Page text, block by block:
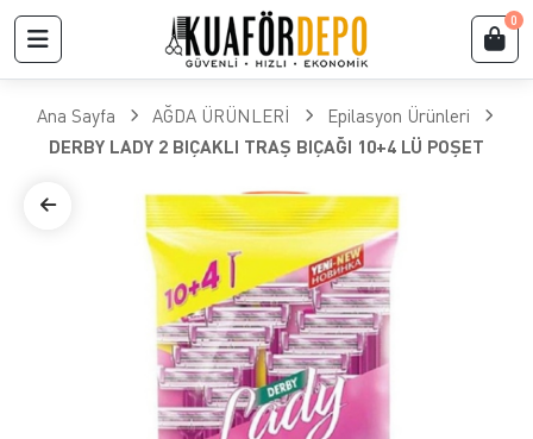
0
Ana Sayfa AĞDA ÜRÜNLERİ
Epilasyon Ürünleri
DERBY LADY 2 BIÇAKLI TRAŞ BIÇAĞI 10+4 LÜ POŞET